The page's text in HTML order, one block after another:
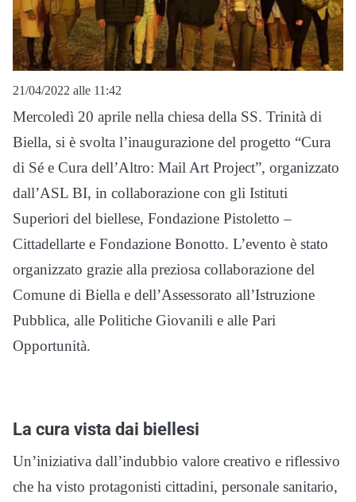
21/04/2022 alle 11:42
Mercoledì 20 aprile nella chiesa della SS. Trinità di
Biella, si è svolta l’inaugurazione del progetto “Cura
di Sé e Cura dell’Altro: Mail Art Project”, organizzato
dall’ASL BI, in collaborazione con gli Istituti
Superiori del biellese, Fondazione Pistoletto –
Cittadellarte e Fondazione Bonotto. L’evento è stato
organizzato grazie alla preziosa collaborazione del
Comune di Biella e dell’Assessorato all’Istruzione
Pubblica, alle Politiche Giovanili e alle Pari
Opportunità.
La cura vista dai biellesi
Un’iniziativa dall’indubbio valore creativo e riflessivo
che ha visto protagonisti cittadini, personale sanitario,